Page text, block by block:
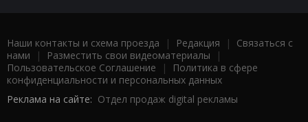
Наши контакты и схема проезда | Редакция | Связаться с
нами | Разместить свои видеоматериалы |
Пользовательское Соглашение |
Политика в сфере
конфиденциальности и персональных данных
Реклама на сайте: Отдел продаж digital рекламы